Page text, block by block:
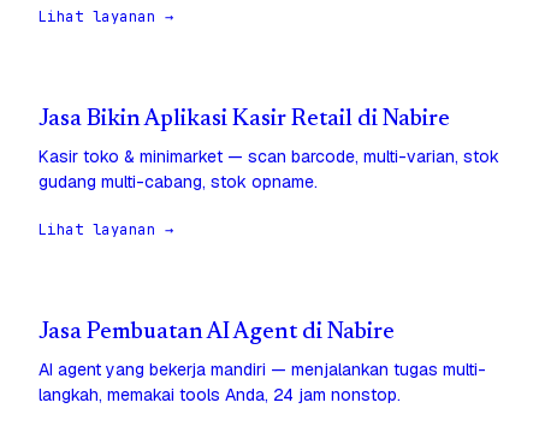
Lihat layanan →
Jasa Bikin Aplikasi Kasir Retail di Nabire
Kasir toko & minimarket — scan barcode, multi-varian, stok
gudang multi-cabang, stok opname.
Lihat layanan →
Jasa Pembuatan AI Agent di Nabire
AI agent yang bekerja mandiri — menjalankan tugas multi-
langkah, memakai tools Anda, 24 jam nonstop.